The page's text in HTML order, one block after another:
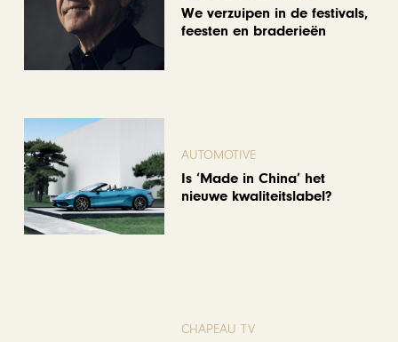
We verzuipen in de festivals,
feesten en braderieën
AUTOMOTIVE
Is ‘Made in China’ het
nieuwe kwaliteitslabel?
CHAPEAU TV